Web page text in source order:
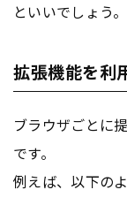
といいでしょう。
拡張機能を利
ブラウザごとに
です。
例えば、以下の